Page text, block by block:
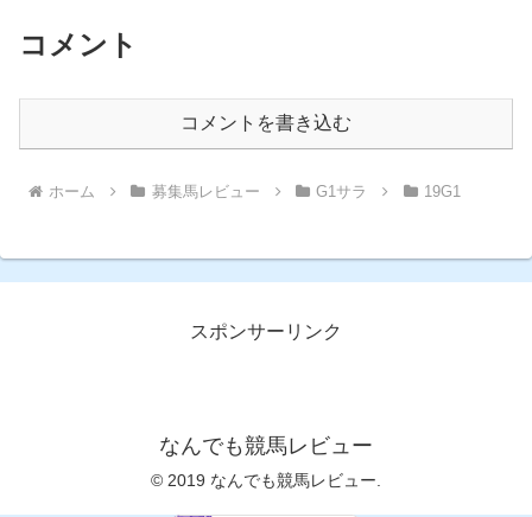
コメント
コメントを書き込む
ホーム 募集馬レビュー G1サラ 19G1
スポンサーリンク
なんでも競馬レビュー
© 2019 なんでも競馬レビュー.